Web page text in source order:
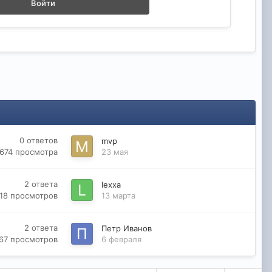
Войти
0 ответов
674 просмотра
mvp
23 мая
2 ответа
просмотров
lexxa
13 марта
2 ответа
просмотров
Петр Иванов
6 февраля